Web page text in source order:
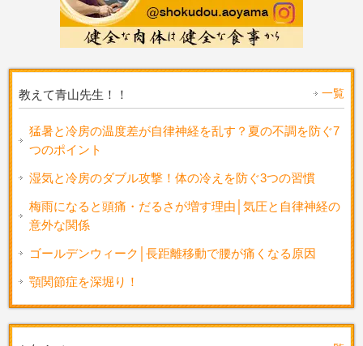
教えて青山先生！！ 一覧
猛暑と冷房の温度差が自律神経を乱す？夏の不調を防ぐ7
つのポイント
湿気と冷房のダブル攻撃！体の冷えを防ぐ3つの習慣
梅雨になると頭痛・だるさが増す理由│気圧と自律神経の
意外な関係
ゴールデンウィーク│長距離移動で腰が痛くなる原因
顎関節症を深堀り！